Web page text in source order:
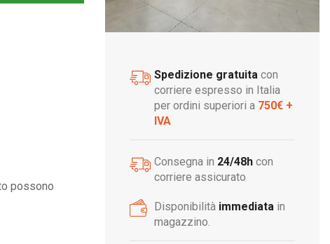
possono
Spedizione gratuita con
corriere espresso in Italia
per ordini superiori a 750€ +
IVA
Consegna in 24/48h con
corriere assicurato
Disponibilità immediata in
magazzino.